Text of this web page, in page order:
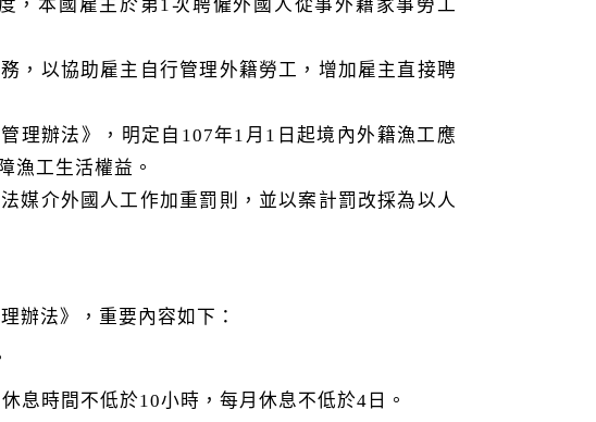
，本國雇主於第1次聘僱外國人從事外籍家事勞工
，以協助雇主自行管理外籍勞工，增加雇主直接聘
理辦法》，明定自107年1月1日起境內外籍漁工應
漁工生活權益。
媒介外國人工作加重罰則，並以案計罰改採為以人
辦法》，重要內容如下：
息時間不低於10小時，每月休息不低於4日。